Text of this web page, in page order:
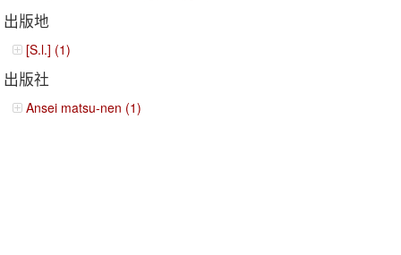
出版地
[S.l.] (1)
出版社
Ansei matsu-nen (1)